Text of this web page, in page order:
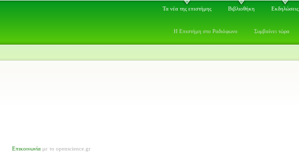
Τα νέα της επιστήμης Βιβλιοθήκη Εκδηλώσεις
Η Επιστήμη στο Ραδιόφωνο Συμβαίνει τώρα
Επικοινωνία με το openscience.gr